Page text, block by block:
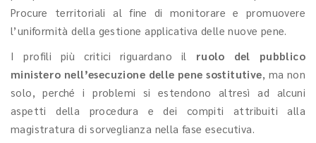
Procure territoriali al fine di monitorare e promuovere
l’uniformità della gestione applicativa delle nuove pene.
I profili più critici riguardano il ruolo del pubblico
ministero nell’esecuzione delle pene sostitutive, ma non
solo, perché i problemi si estendono altresì ad alcuni
aspetti della procedura e dei compiti attribuiti alla
magistratura di sorveglianza nella fase esecutiva.